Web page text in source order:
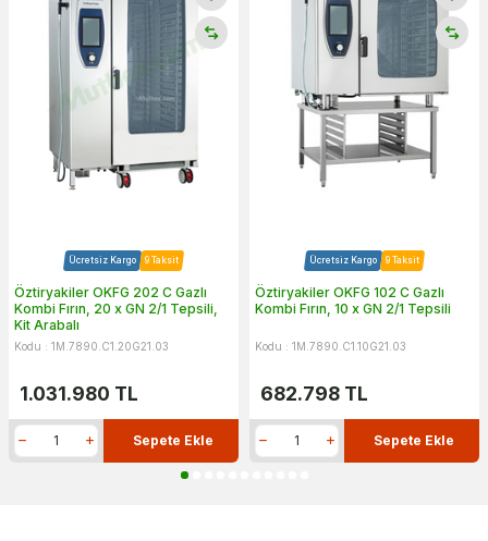
Ücretsiz Kargo 9 Taksit
Öztiryakiler OKFG 202 C Gazlı
Kombi Fırın, 20 x GN 2/1 Tepsili,
Kit Arabalı
Kodu : 1M.7890.C1.20G21.03
1.031.980 TL
Sepete Ekle
Ücretsiz Kargo 9 Taksit
Öztiryakiler OKFG 102 C Gazlı
Kombi Fırın, 10 x GN 2/1 Tepsili
Kodu : 1M.7890.C1.10G21.03
682.798 TL
Sepete Ekle